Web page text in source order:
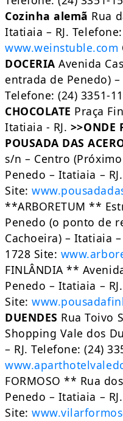
Cozinha alemã Rua
Itatiaia – RJ.
www.weinstuble.com
DOCERIA Avenida
entrada de Penedo)
Telefone: (24) 3351-
CHOCOLATE Praça
Itatiaia - RJ. >>ONDE
POUSADA DAS
s/n – Centro
Penedo – Itatiaia –
Site:
**ARBORETUM **
Penedo (o ponto de
Cachoeira) – Itatiaia
1728 Site:
FINLÂNDIA **
Penedo – Itatiaia –
Site:
DUENDES Rua Toivo
Shopping Vale dos
– RJ. Telefone: (24)
FORMOSO ** Rua
Penedo – Itatiaia –
Site: